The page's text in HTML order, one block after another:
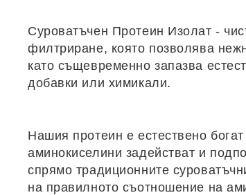
Суроватъчен Протеин Изолат -
филтриране, която позволява
като същевременно запазва
добавки или химикали.
Нашия протеин е естествено
аминокиселини задействат и
спрямо традиционните
на правилното съотношение на